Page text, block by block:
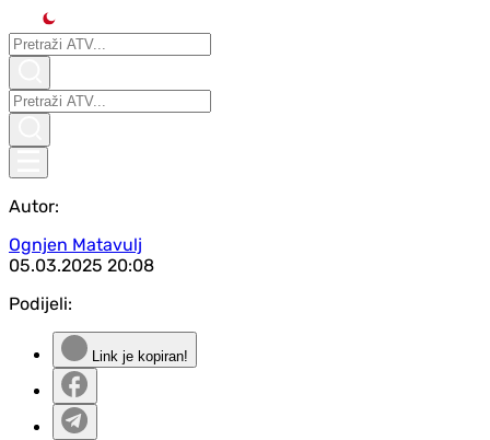
Autor:
Ognjen Matavulj
05.03.2025 20:08
Podijeli:
Link je kopiran!